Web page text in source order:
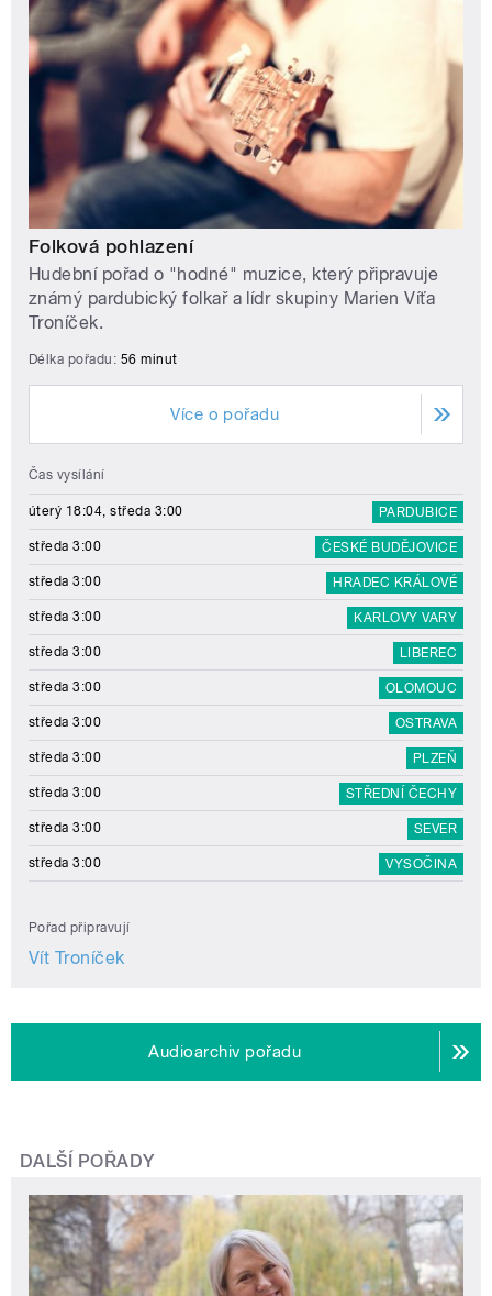
Folková pohlazení
Hudební pořad o "hodné" muzice, který připravuje
známý pardubický folkař a lídr skupiny Marien Víťa
Troníček.
Délka pořadu: 56 minut
Více o pořadu
Čas vysílání
úterý 18:04, středa 3:00 PARDUBICE
středa 3:00 ČESKÉ BUDĚJOVICE
středa 3:00 HRADEC KRÁLOVÉ
středa 3:00 KARLOVY VARY
středa 3:00 LIBEREC
středa 3:00 OLOMOUC
středa 3:00 OSTRAVA
středa 3:00 PLZEŇ
středa 3:00 STŘEDNÍ ČECHY
středa 3:00 SEVER
středa 3:00 VYSOČINA
Pořad připravují
Vít Troníček
Audioarchiv pořadu
DALŠÍ POŘADY